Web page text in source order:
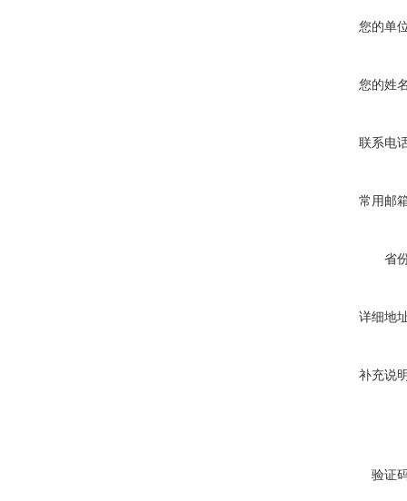
您的单
您的姓
联系电
常用邮
省
详细地
补充说
验证